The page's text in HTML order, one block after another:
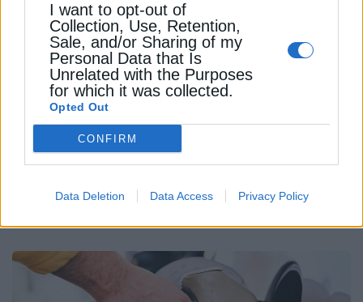
I want to opt-out of
Collection, Use, Retention,
Sale, and/or Sharing of my
Personal Data that Is
Unrelated with the Purposes
for which it was collected.
Opted Out
CONFIRM
Data Deletion Data Access Privacy Policy
ΧΡΗΣΤΙΚΑ
κατά τη χρήση τους